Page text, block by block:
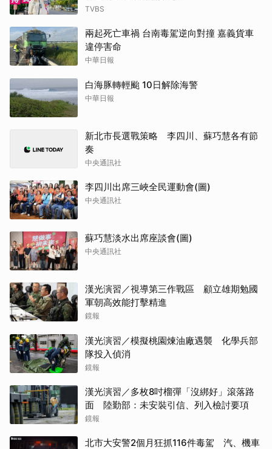
TVBS
兩起死亡車禍 台南毒駕逆向對撞 嘉義貨車
違停害命
中華日報
白海豚轉輕颱 10日解除海警
中華日報
新北市長選戰策略 李四川、蘇巧慧各有節
奏
中央通訊社
李四川出席三峽全民運動會(圖)
中央通訊社
蘇巧慧淡水出席座談會(圖)
中央通訊社
漢光演習／視導第三作戰區 顧立雄期勉國
軍朝高效能打擊精進
鏡報
漢光演習／模擬桃園煉油廠遇襲 化學兵部
隊投入偵消
鏡報
漢光演習／多枚8吋榴彈「沒綁好」滾落路
面 陸勤部：未安裝引信、列入檢討要項
鏡報
北市大安警2個月狂抓116件毒駕 汽、機車